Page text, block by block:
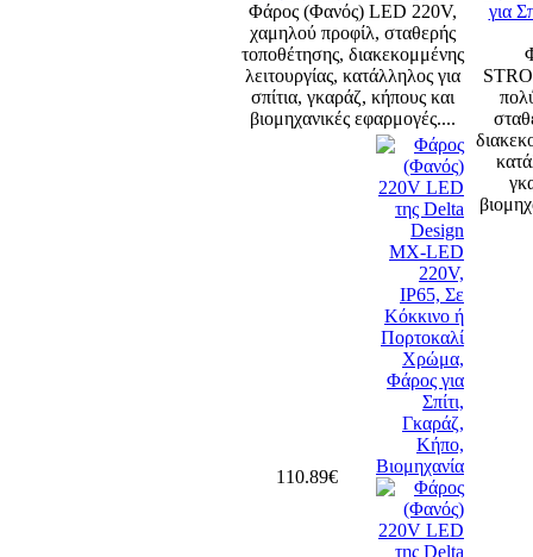
Φάρος (Φανός) LED 220V,
χαμηλού προφίλ, σταθερής
τοποθέτησης, διακεκομμένης
λειτουργίας, κατάλληλος για
σπίτια, γκαράζ, κήπους και
βιομηχανικές εφαρμογές....
110.89€